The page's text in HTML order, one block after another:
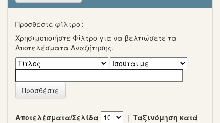
Προσθέστε φίλτρο :
Χρησιμοποιήστε Φίλτρο για να βελτιώσετε τα
Αποτελέσματα Αναζήτησης.
Αποτελέσματα/Σελίδα | Ταξινόμηση κατά